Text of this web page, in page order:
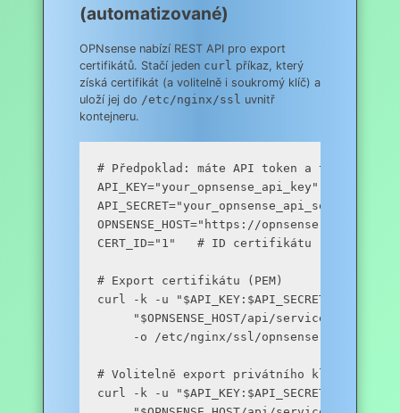
(automatizované)
OPNsense nabízí REST API pro export
certifikátů. Stačí jeden curl příkaz, který
získá certifikát (a volitelně i soukromý klíč) a
uloží jej do /etc/nginx/ssl uvnitř
kontejneru.
# Předpoklad: máte API token a tajný klíč
API_KEY="your_opnsense_api_key"
API_SECRET="your_opnsense_api_secret"
OPNSENSE_HOST="https://
CERT_ID="1"   # ID certifikátu (z UI →
# Export certifikátu (PEM)
curl -k -u "$API_KEY:$API_SECRET" \
"$OPNSENSE_HOST/api/services/ca/ca/
     -o /etc/nginx/ssl/opnsense.crt
# Volitelně export privátního klíče (pokud
curl -k -u "$API_KEY:$API_SECRET" \